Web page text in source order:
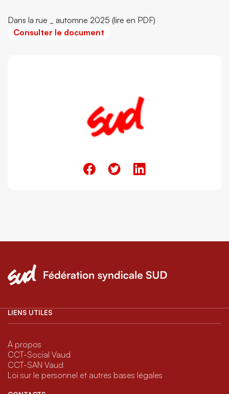
Dans la rue _ automne 2025 (lire en PDF)
Consulter le document
LIENS UTILES
À propos
CCT-Social Vaud
CCT-SAN Vaud
Loi sur le personnel et autres bases légales